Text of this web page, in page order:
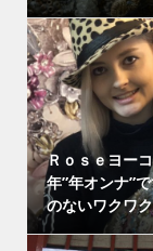
Ｒｏｓｅヨー
年”年オンナ”
のないワクワ